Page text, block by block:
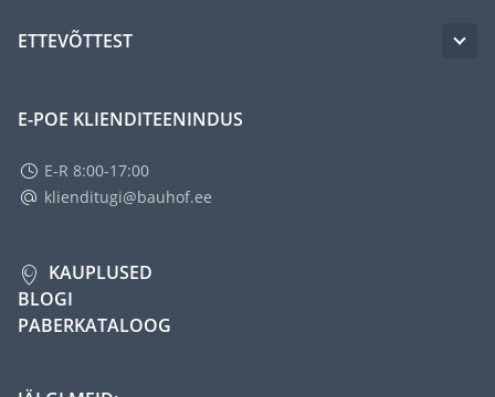
ETTEVÕTTEST
E-POE KLIENDITEENINDUS
E-R 8:00-17:00
klienditugi@bauhof.ee
KAUPLUSED
BLOGI
PABERKATALOOG